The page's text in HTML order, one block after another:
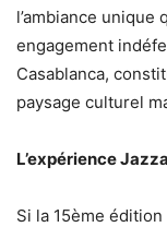
l’ambiance
engagement
Casablanca,
paysage culturel
L’expérience
Si la 15ème